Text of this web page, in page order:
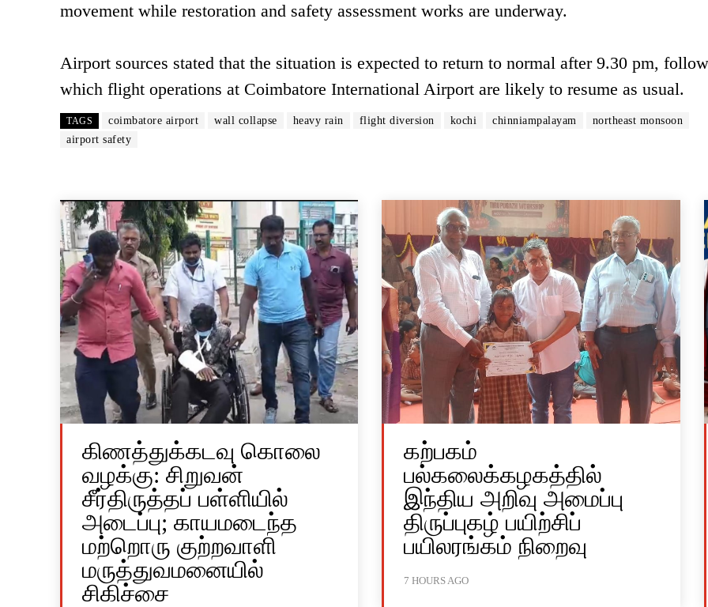
movement while restoration and safety assessment works are underway.
Airport sources stated that the situation is expected to return to normal after 9.30 pm,
which flight operations at Coimbatore International Airport are likely to resume as usual.
TAGS coimbatore airport wall collapse heavy rain flight diversion kochi chinniampalayam
northeast monsoon
airport safety
கிணத்துக்கடவு கொலை
வழக்கு: சிறுவன்
சீர்திருத்தப் பள்ளியில்
அடைப்பு; காயமடைந்த
மற்றொரு குற்றவாளி
மருத்துவமனையில்
சிகிச்சை
கற்பகம்
பல்கலைக்கழகத்தில்
இந்திய அறிவு அமைப்பு
திருப்புகழ் பயிற்சிப்
பயிலரங்கம் நிறைவு
7 HOURS AGO